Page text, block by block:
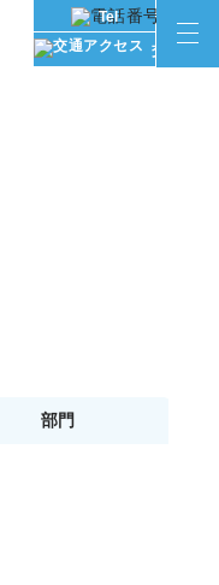
交通アク
Tel
部門